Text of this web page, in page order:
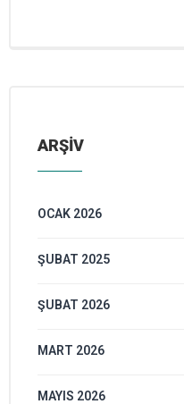
ARŞİV
OCAK 2026
ŞUBAT 2025
ŞUBAT 2026
MART 2026
MAYIS 2026